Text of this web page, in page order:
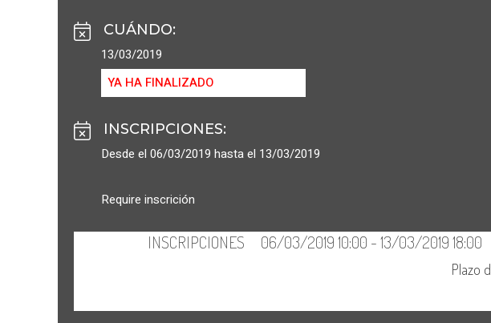
CUÁNDO:
13/03/2019
YA HA FINALIZADO
INSCRIPCIONES:
Desde el 06/03/2019 hasta el 13/03/2019
Require inscrición